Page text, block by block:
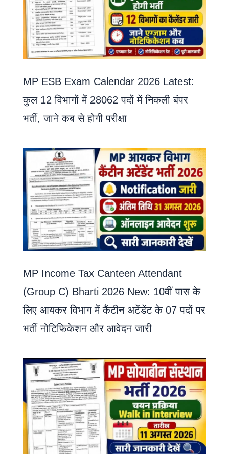
MP ESB Exam Calendar 2026 Latest:
कुल 12 विभागों में 28062 पदों में निकली बंपर
भर्ती, जाने कब से होगी परीक्षा
MP Income Tax Canteen Attendant
(Group C) Bharti 2026 New: 10वीं पास के
लिए आयकर विभाग में कैंटीन अटेंडेंट के 07 पदों पर
भर्ती नोटिफिकेशन और आवेदन जारी